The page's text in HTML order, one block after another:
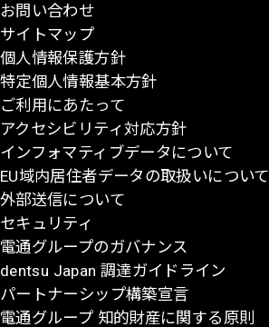
お問い合わせ
サイトマップ
個人情報保護方針
特定個人情報基本方針
ご利用にあたって
アクセシビリティ対応方針
インフォマティブデータについて
EU域内居住者データの取扱いについて
外部送信について
セキュリティ
電通グループのガバナンス
dentsu Japan 調達ガイドライン
パートナーシップ構築宣言
電通グループ 知的財産に関する原則